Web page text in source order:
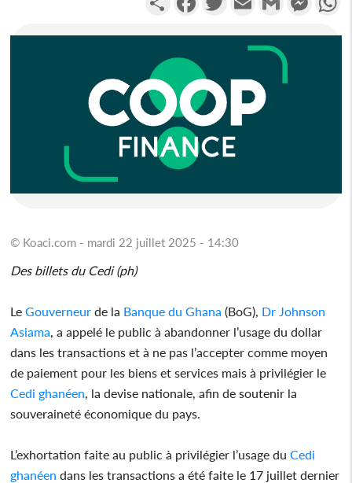
© Koaci.com - mardi 22 juillet 2025 - 14:30
Des billets du Cedi (ph)
LeGouverneur de la Banque du Ghana (BoG), Dr Johnson
Asiama , a appelé le public à abandonner l’usage du dollar
dans les transactions et à ne pas l’accepter comme moyen
de paiement pour les biens et services mais à privilégier le
Cedi ghanéen , la devise nationale, afin de soutenir la
souveraineté économique du pays.
L’exhortation faite au public à privilégier l’usage du Cedi
ghanéen dans les transactions a été faite le 17 juillet dernier